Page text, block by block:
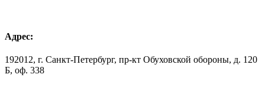
Адрес:
192012, г. Санкт-Петербург, пр-кт Обуховской обороны, д. 120
Б, оф. 338